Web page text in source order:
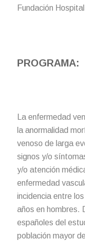
Fundación
PROGRAMA:
La enfermedad
la anormalidad
venoso de larga
signos y/o
y/o atención
enfermedad
incidencia entre
años en hombres.
españoles del
población mayor